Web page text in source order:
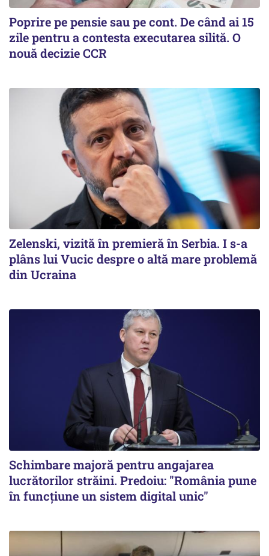
Poprire pe pensie sau pe cont. De când ai 15
zile pentru a contesta executarea silită. O
nouă decizie CCR
Zelenski, vizită în premieră în Serbia. I s-a
plâns lui Vucic despre o altă mare problemă
din Ucraina
Schimbare majoră pentru angajarea
lucrătorilor străini. Predoiu: "România pune
în funcțiune un sistem digital unic"